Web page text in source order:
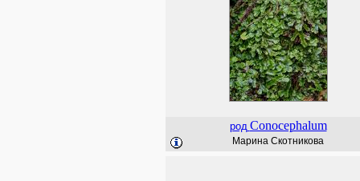
род Conocephalum
Марина Скотникова